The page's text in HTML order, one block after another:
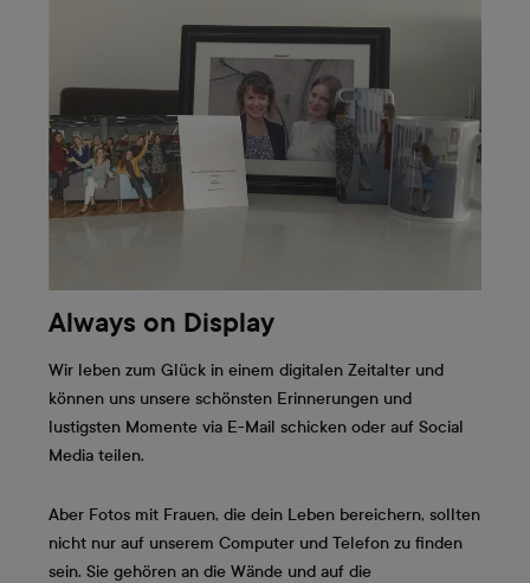
Always on Display
Wir leben zum Glück in einem digitalen Zeitalter und
können uns unsere schönsten Erinnerungen und
lustigsten Momente via E-Mail schicken oder auf Social
Media teilen.
Aber Fotos mit Frauen, die dein Leben bereichern, sollten
nicht nur auf unserem Computer und Telefon zu finden
sein. Sie gehören an die Wände und auf die